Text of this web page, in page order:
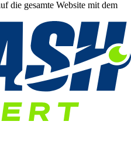
die gesamte Website mit dem